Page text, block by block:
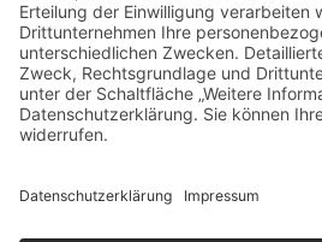
Ihre Vorteile
Kurze Lieferzeit in 10 Tagen
Sehr großes Lagersortiment
70 % der Fliesen sofort verfügbar